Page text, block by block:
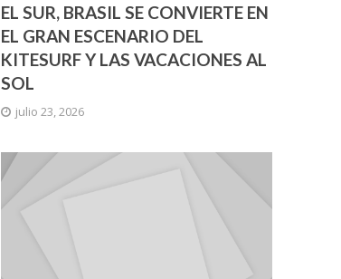
EL SUR, BRASIL SE CONVIERTE EN
EL GRAN ESCENARIO DEL
KITESURF Y LAS VACACIONES AL
SOL
julio 23, 2026